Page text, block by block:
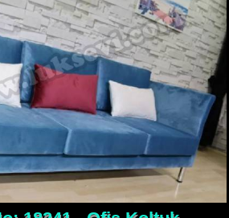
18241 - Ofis Koltuk